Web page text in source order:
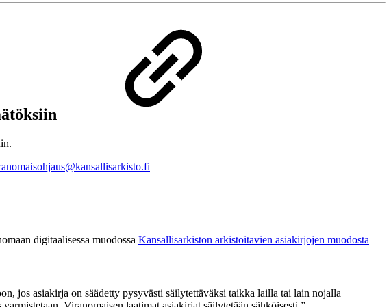
digitaalisessa muodossa Kansallisarkiston arkistoitavien asiakirjojen muodosta
jos asiakirja on säädetty pysyvästi säilytettäväksi taikka lailla tai lain nojalla